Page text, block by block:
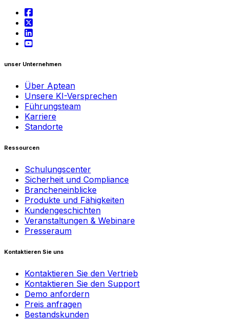
unser Unternehmen
Über Aptean
Unsere KI-Versprechen
Führungsteam
Karriere
Standorte
Ressourcen
Schulungscenter
Sicherheit und Compliance
Brancheneinblicke
Produkte und Fähigkeiten
Kundengeschichten
Veranstaltungen & Webinare
Presseraum
Kontaktieren Sie uns
Kontaktieren Sie den Vertrieb
Kontaktieren Sie den Support
Demo anfordern
Preis anfragen
Bestandskunden